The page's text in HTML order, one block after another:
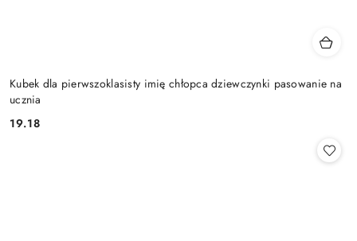
Kubek dla pierwszoklasisty imię chłopca dziewczynki pasowanie na
ucznia
Cena:
19.18